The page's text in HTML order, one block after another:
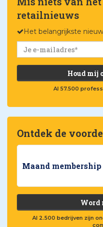
retailnieuws
Het belangrijkste
Houd mij
Al 57.500
Ontdek de
Maand membership
Word
Al 2.500 bedrijven zijn